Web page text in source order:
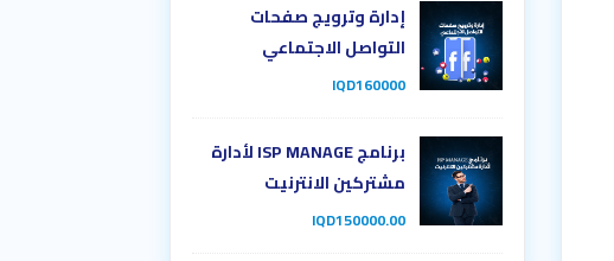
إدارة وترويج صفحات
التواصل الاجتماعي
IQD160000
برنامج ISP MANAGE لأدارة
مشتركين الانترنيت
IQD150000.00